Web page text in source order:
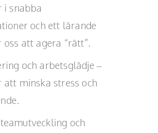
i snabba
och ett lärande
att agera “rätt”.
och arbetsglädje –
att minska stress och
och